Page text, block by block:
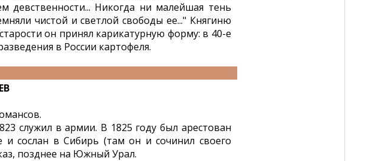
девственности... Никогда ни малейшая тень
чистой и светлой свободы ее..." Княгиню
он принял карикатурную форму: в 40-е
в России картофеля.
служил в армии. В 1825 году был арестован
сослан в Сибирь (там он и сочинил своего
позднее на Южный Урал.